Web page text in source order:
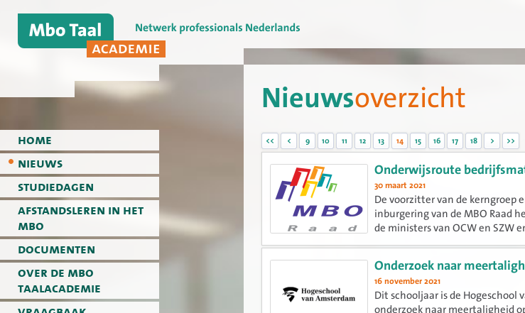
home
nieuws
studiedagen
afstandsleren in het
mbo
documenten
over de mbo
taalacademie
Nieuwsoverzicht
<< < 9 10 11 12 13 14 15 16 17 18 > >>
Onderwijsroute
30 maart 2021
De voorzitter van de kerngroep
inburgering van de MBO Raad
de ministers van OCW en SZW
de Onderwijsroute
Onderzoek naar
16 november 2021
Dit schooljaar is de Hogeschool
onderzoek naar meertaligheid